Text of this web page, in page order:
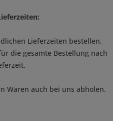
Lieferzeiten bestellen,
die gesamte Bestellung nach
Waren auch bei uns abholen.